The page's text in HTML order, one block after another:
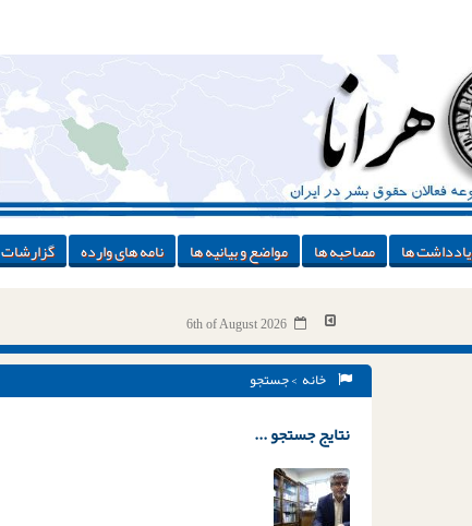
یادداشت ها مصاحبه ها مواضع و بیانیه ها نامه های وارده
6th of August 2026
خانه > جستجو
نتایج جستجو ...